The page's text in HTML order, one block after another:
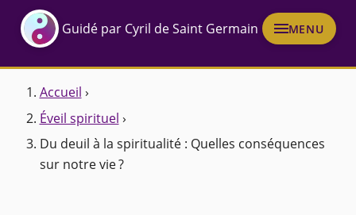
Guidé par Cyril de Saint Germain MENU
Accueil ›
Éveil spirituel ›
Du deuil à la spiritualité : Quelles conséquences
sur notre vie ?